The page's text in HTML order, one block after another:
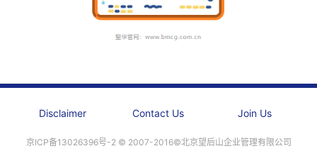
Disclaimer Contact Us Join Us
京ICP备13026396号-2 ©️ 2007-2016©北京望后山企业管理有限公司